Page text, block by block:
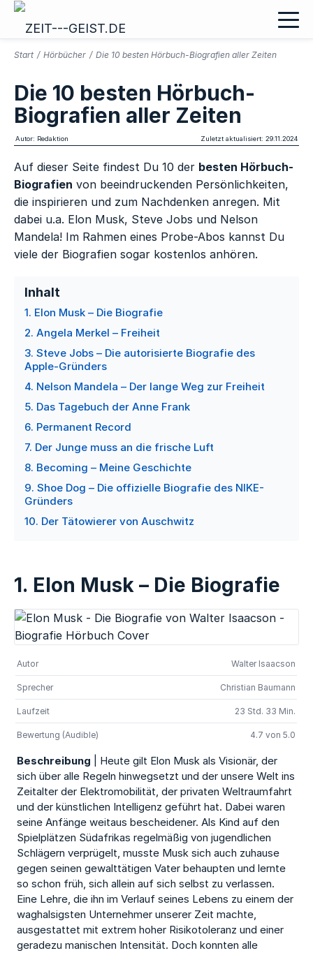
Start / Hörbücher / Die 10 besten Hörbuch-Biografien aller Zeiten
Die 10 besten Hörbuch-
Biografien aller Zeiten
Autor: Redaktion Zuletzt aktualisiert: 29.11.2024
Auf dieser Seite findest Du 10 der besten Hörbuch-
Biografien von beeindruckenden Persönlichkeiten,
die inspirieren und zum Nachdenken anregen. Mit
dabei u.a. Elon Musk, Steve Jobs und Nelson
Mandela! Im Rahmen eines Probe-Abos kannst Du
viele der Biografien sogar kostenlos anhören.
Inhalt
1. Elon Musk – Die Biografie
2. Angela Merkel – Freiheit
3. Steve Jobs – Die autorisierte Biografie des
Apple-Gründers
4. Nelson Mandela – Der lange Weg zur Freiheit
5. Das Tagebuch der Anne Frank
6. Permanent Record
7. Der Junge muss an die frische Luft
8. Becoming – Meine Geschichte
9. Shoe Dog – Die offizielle Biografie des NIKE-
Gründers
10. Der Tätowierer von Auschwitz
1. Elon Musk – Die Biografie
Autor Walter Isaacson
Sprecher Christian Baumann
Laufzeit 23 Std. 33 Min.
Bewertung (Audible) 4.7 von 5.0
Beschreibung | Heute gilt Elon Musk als Visionär, der
sich über alle Regeln hinwegsetzt und der unsere Welt ins
Zeitalter der Elektromobilität, der privaten Weltraumfahrt
und der künstlichen Intelligenz geführt hat. Dabei waren
seine Anfänge weitaus bescheidener. Als Kind auf den
Spielplätzen Südafrikas regelmäßig von jugendlichen
Schlägern verprügelt, musste Musk sich auch zuhause
gegen seinen gewalttätigen Vater behaupten und lernte
so schon früh, sich allein auf sich selbst zu verlassen.
Eine Lehre, die ihn im Verlauf seines Lebens zu einem der
waghalsigsten Unternehmer unserer Zeit machte,
ausgestattet mit extrem hoher Risikotoleranz und einer
geradezu manischen Intensität. Doch konnten alle